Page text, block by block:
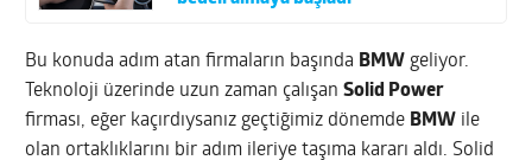
Bu konuda adım atan firmaların başında BMW geliyor.
Teknoloji üzerinde uzun zaman çalışanSolid Power
firması, eğer kaçırdıysanız geçtiğimiz dönemde BMW ile
olan ortaklıklarını bir adım ileriye taşıma kararı aldı. Solid